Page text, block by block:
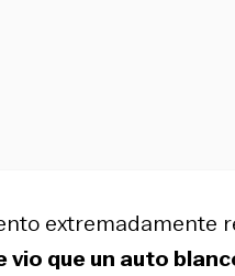
extremadamente
vio que un auto